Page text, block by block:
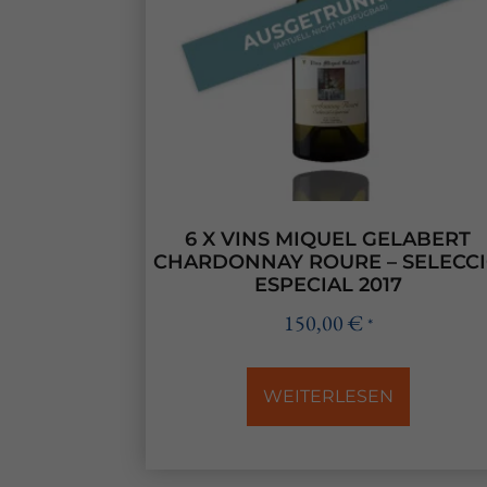
6 X VINS MIQUEL GELABERT
CHARDONNAY ROURE –
ESPECIAL 2017
150,00€ *
WEITERLESEN